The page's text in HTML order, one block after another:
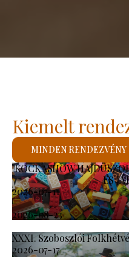
KOCKASHOW
ÉS
2026-07-11
-
2026-08-23
XXXI. Szoboszlói
2026-07-17
Kiemelt
MINDEN RENDEZVÉNY